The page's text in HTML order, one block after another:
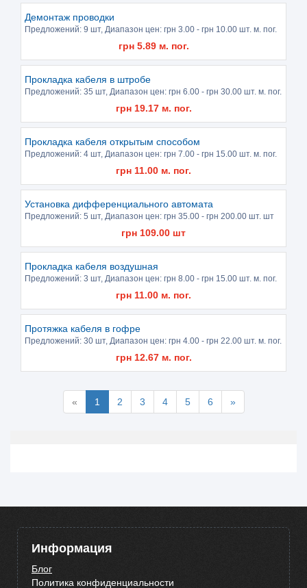
Демонтаж проводки
Предложений: 9 шт, Диапазон цен: грн 3.00 - грн 10.00 шт. м. пог.
грн 5.89м. пог.
Прокладка кабеля в штробе
Предложений: 35 шт, Диапазон цен: грн 6.00 - грн 30.00 шт. м. пог.
грн 19.17м. пог.
Прокладка кабеля открытым способом
Предложений: 4 шт, Диапазон цен: грн 7.00 - грн 15.00 шт. м. пог.
грн 11.00 м. пог.
Установка дифференциального автомата
Предложений: 5 шт, Диапазон цен: грн 35.00 - грн 200.00 шт. шт
грн 109.00 шт
Прокладка кабеля воздушная
Предложений: 3 шт, Диапазон цен: грн 8.00 - грн 15.00 шт. м. пог.
грн 11.00 м. пог.
Протяжка кабеля в гофре
Предложений: 30 шт, Диапазон цен: грн 4.00 - грн 22.00 шт. м. пог.
грн 12.67м. пог.
« 1 2 3 4 5 6 »
Информация
Блог
Политика конфиденциальности